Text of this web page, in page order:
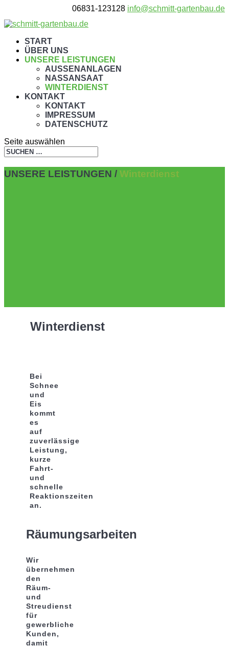
06831-123128 info@schmitt-gartenbau.de
START
ÜBER UNS
UNSERE LEISTUNGEN
AUSSENANLAGEN
NASSANSAAT
WINTERDIENST
KONTAKT
KONTAKT
IMPRESSUM
DATENSCHUTZ
Seite auswählen
UNSERE LEISTUNGEN / Winterdienst
Winterdienst
Bei
Schnee
und
Eis
kommt
es
auf
zuverlässige
Leistung,
kurze
Fahrt-
und
schnelle
Reaktionszeiten
an.
Räumungsarbeiten
Wir
übernehmen
den
Räum-
und
Streudienst
für
gewerbliche
Kunden,
damit